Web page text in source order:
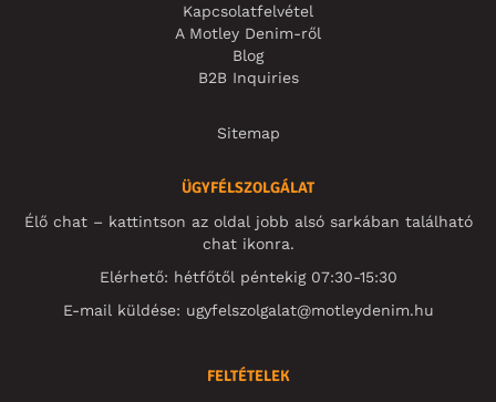
Kapcsolatfelvétel
A Motley Denim-ről
Blog
B2B Inquiries
Sitemap
ÜGYFÉLSZOLGÁLAT
Élő chat – kattintson az oldal jobb alsó sarkában található
chat ikonra.
Elérhető: hétfőtől péntekig 07:30-15:30
E-mail küldése: ugyfelszolgalat@motleydenim.hu
FELTÉTELEK